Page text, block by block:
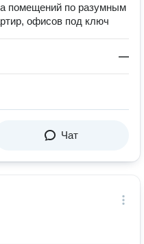
помещений по разумным
офисов под ключ
—
Чат